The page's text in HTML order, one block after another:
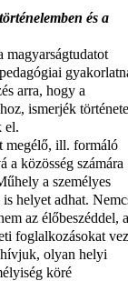
és a
arra, hogy a
ismerjék
el.
megélő, ill. formáló
a közösség számára
a személyes
helyet adhat.
az élőbeszéddel, a
foglalkozásokat
hívjuk, olyan helyi
köré